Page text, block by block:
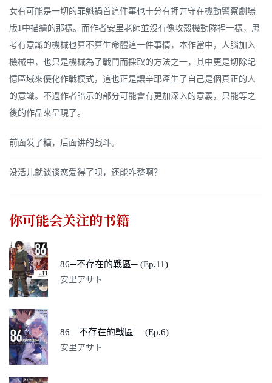
女有可能是一切的罪魁禍首這件事也十分有押井守在機動警察劇場
版1中描繪的那樣。而作者安里老師並沒有像攻殼機動隊裡一樣，思
考有意識的機械也算不算生命體這一件事情，本作當中，人腦加入
機械中，也只是機械為了戰鬥而採取的方法之一，其中更是切除記
憶區域來優化作戰模式，這也正是讓辛耶產生了自己是個真正的人
的意識。不過作者暗示的部分可能會有更加深入的意義，只能等之
後的作品來呈現了。
前面发了糖，后面讲的战斗。
没活儿就谈谈恋爱得了呗，还能咋整啊？
你可能会关注的书籍
86─不存在的戰區─ (Ep.11)
安里アサト
86―不存在的戰區― (Ep.6)
安里アサト